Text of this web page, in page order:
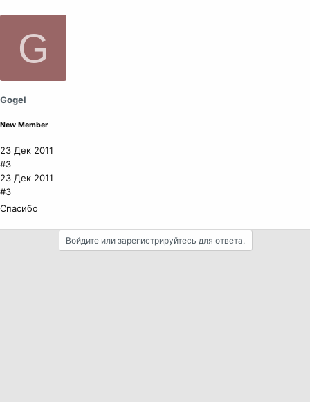
G
Gogel
New Member
23 Дек 2011
#3
23 Дек 2011
#3
Спасибо
Войдите или зарегистрируйтесь для ответа.